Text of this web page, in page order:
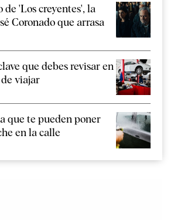
'Los creyentes', la
Coronado que arrasa
que debes revisar en
viajar
que te pueden poner
en la calle